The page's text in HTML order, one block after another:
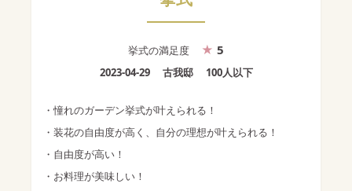
挙式の満足度 5
2023-04-29 古我邸 100人以下
・憧れのガーデン挙式が叶えられる！
・装花の自由度が高く、自分の理想が叶えられる！
・自由度が高い！
・お料理が美味しい！